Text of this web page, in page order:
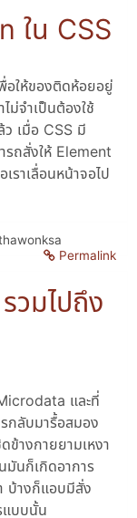
ใน CSS
อให้ของติดห้อยอยู่
ม่จำเป็นต้องใช้
เมื่อ CSS มี
รถสั่งให้ Element
ราเลื่อนหน้าจอไป
Permalink
วมไปถึง
และที่
กลับมารื้อสมอง
างกายยามเหงา
มันก็เกิดอาการ
บ้างก็แอบมีสั่ง
แบบนั้น